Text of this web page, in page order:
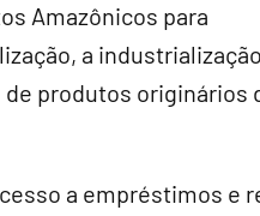
Amazônicos para
a
produtos originários
a empréstimos e